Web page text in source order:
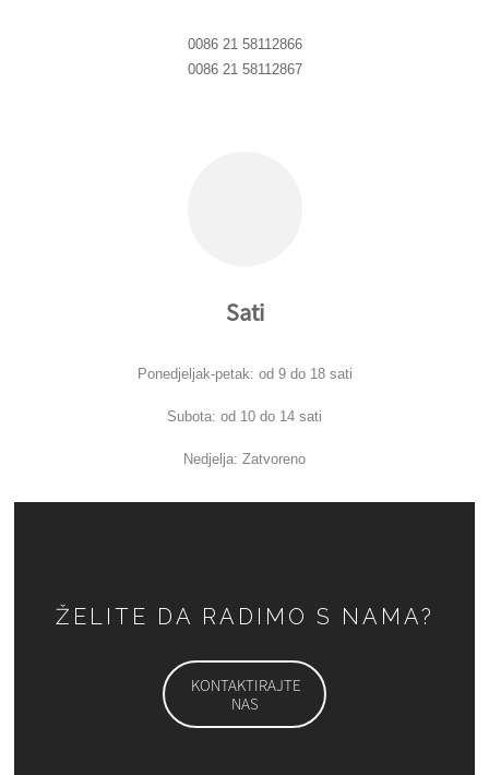
0086 21 58112866
0086 21 58112867
Sati
Ponedjeljak-petak: od 9 do 18 sati
Subota: od 10 do 14 sati
Nedjelja: Zatvoreno
ŽELITE DA RADIMO S NAMA?
KONTAKTIRAJTE
NAS